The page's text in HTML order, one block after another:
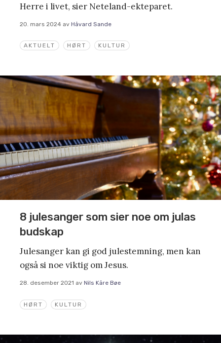
AKTUELT HØRT KULTUR
Herre i livet, sier Neteland-ekteparet.
20. mars 2024 av Håvard Sande
HØRT KULTUR
8 julesanger som sier noe om julas
budskap
Julesanger kan gi god julestemning, men kan
også si noe viktig om Jesus.
28. desember 2021 av Nils Kåre Bøe